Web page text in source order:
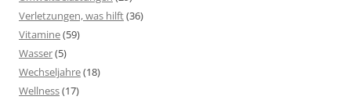
Verletzungen, was hilft(36)
Vitamine(59)
Wasser(5)
Wechseljahre(18)
Wellness(17)